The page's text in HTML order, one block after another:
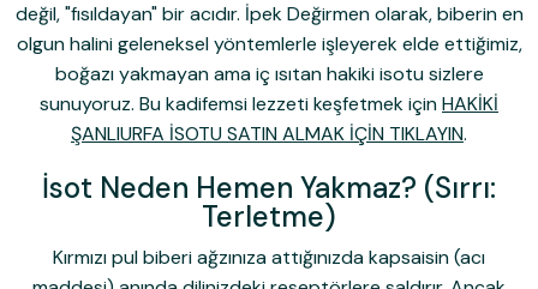
değil, "fısıldayan" bir acıdır. İpek Değirmen olarak, biberin en
olgun halini geleneksel yöntemlerle işleyerek elde ettiğimiz,
boğazı yakmayan ama iç ısıtan hakiki isotu sizlere
sunuyoruz. Bu kadifemsi lezzeti keşfetmek içinHAKİKİ
ŞANLIURFA İSOTU SATIN ALMAK İÇİN TIKLAYIN.
İsot Neden Hemen Yakmaz? (Sırrı:
Terletme)
Kırmızı pul biberi ağzınıza attığınızda kapsaisin (acı